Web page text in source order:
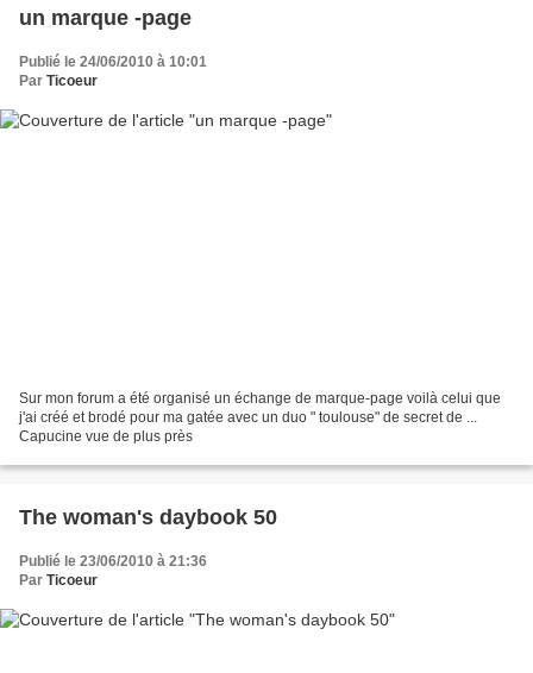
un marque -page
Publié le 24/06/2010 à 10:01
Par Ticoeur
Sur mon forum a été organisé un échange de marque-page voilà celui que
j'ai créé et brodé pour ma gatée avec un duo " toulouse" de secret de ...
Capucine vue de plus près
The woman's daybook 50
Publié le 23/06/2010 à 21:36
Par Ticoeur